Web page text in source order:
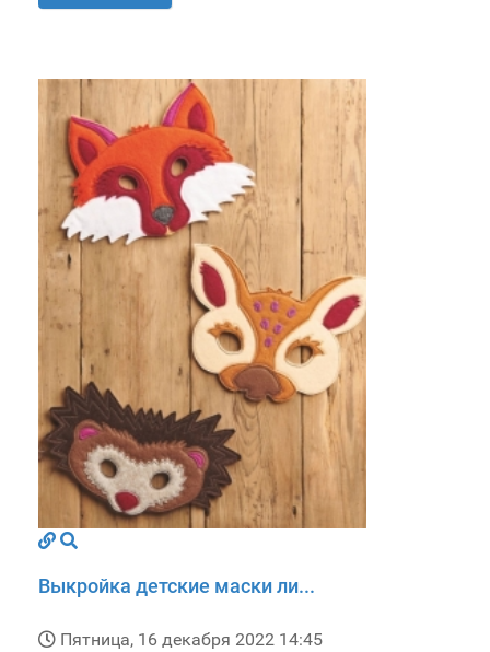
Выкройка детские маски ли...
Пятница, 16 декабря 2022 14:45